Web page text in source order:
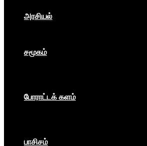
அரசியல்
சமூகம்
போராட்டக் களம்
பாசிசம்